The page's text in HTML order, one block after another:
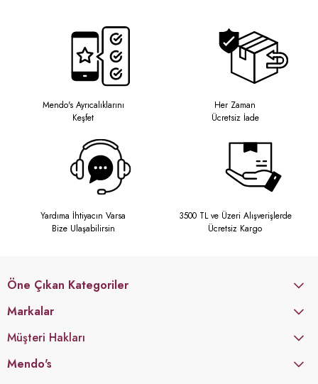
Mendo's Ayrıcalıklarını
Keşfet
Her Zaman
Ücretsiz İade
Yardıma İhtiyacın Varsa
Bize Ulaşabilirsin
3500 TL ve Üzeri Alışverişlerde
Ücretsiz Kargo
Öne Çıkan Kategoriler
Markalar
Müşteri Hakları
Mendo's